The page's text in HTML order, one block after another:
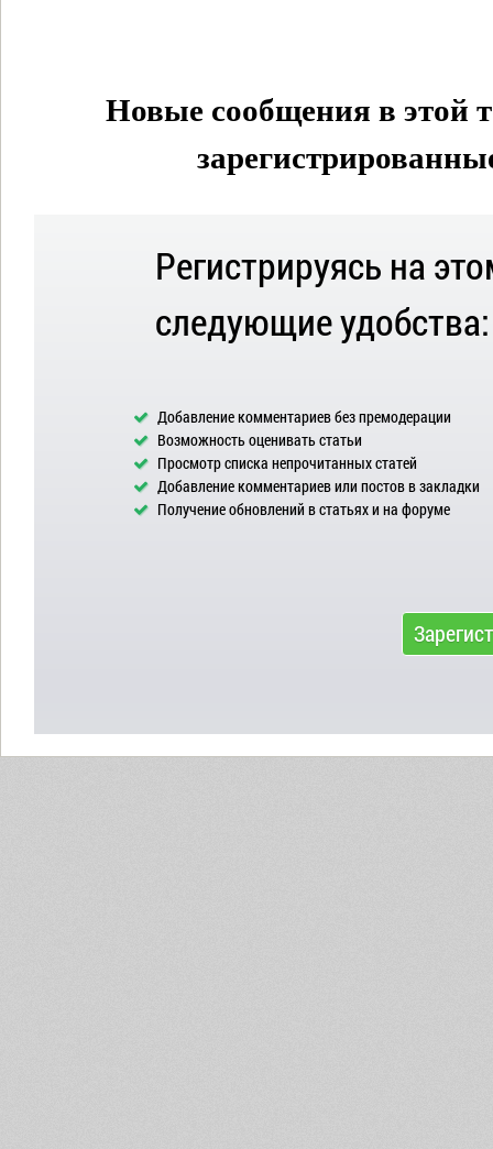
Новые сообщения в этой
Регистрируясь на
следующие удобства:
Добавление комментариев без премодерации
Возможность оценивать статьи
Просмотр списка непрочитанных статей
Добавление комментариев или постов в закладки
Получение обновлений в статьях и на форуме